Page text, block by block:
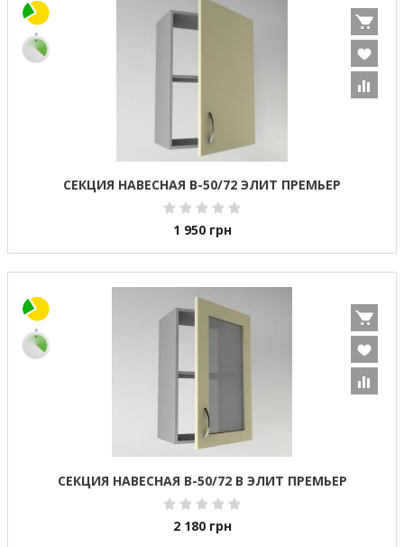
СЕКЦИЯ НАВЕСНАЯ В-50/72 ЭЛИТ ПРЕМЬЕР
1 950 грн
СЕКЦИЯ НАВЕСНАЯ В-50/72 В ЭЛИТ ПРЕМЬЕР
2 180 грн